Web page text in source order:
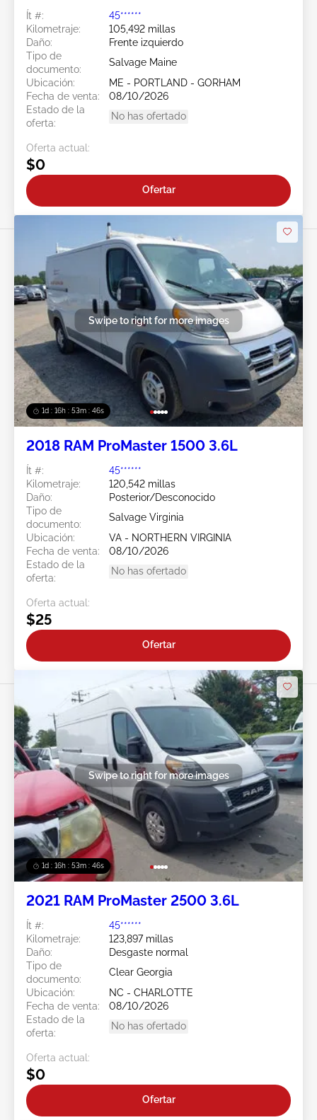
Ít #:
45******
Kilometraje:
105,492 millas
Daño:
Frente izquierdo
Tipo de
documento:
Salvage Maine
Ubicación:
ME - PORTLAND - GORHAM
Fecha de venta:
08/10/2026
Estado de la
oferta:
No has ofertado
Oferta actual:
$0
Ofertar
1d : 16h : 53m : 44s
Swipe to right for more images
2018 RAM ProMaster 1500 3.6L
Ít #:
45******
Kilometraje:
120,542 millas
Daño:
Posterior/Desconocido
Tipo de
documento:
Salvage Virginia
Ubicación:
VA - NORTHERN VIRGINIA
Fecha de venta:
08/10/2026
Estado de la
oferta:
No has ofertado
Oferta actual:
$25
Ofertar
1d : 16h : 53m : 44s
Swipe to right for more images
2021 RAM ProMaster 2500 3.6L
Ít #:
45******
Kilometraje:
123,897 millas
Daño:
Desgaste normal
Tipo de
documento:
Clear Georgia
Ubicación:
NC - CHARLOTTE
Fecha de venta:
08/10/2026
Estado de la
oferta:
No has ofertado
Oferta actual:
$0
Ofertar